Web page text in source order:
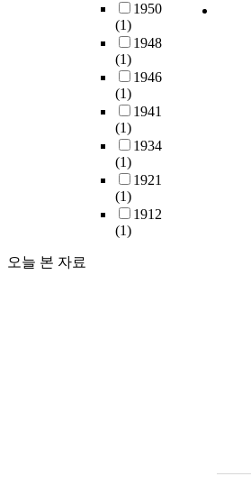
1950
(1)
1948
(1)
1946
(1)
1941
(1)
1934
(1)
1921
(1)
1912
(1)
오늘 본 자료